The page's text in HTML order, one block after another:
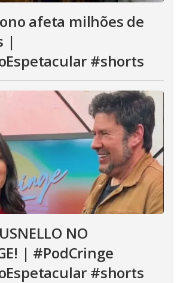
afeta milhões de
|
#shorts
NO
| #PodCringe
#shorts